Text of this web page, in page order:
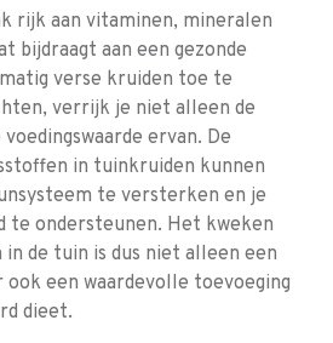
rijk aan vitaminen, mineralen
bijdraagt aan een gezonde
verse kruiden toe te
verrijk je niet alleen de
ervan. De
in tuinkruiden kunnen
te versterken en je
te ondersteunen. Het kweken
de tuin is dus niet alleen een
een waardevolle toevoeging
dieet.